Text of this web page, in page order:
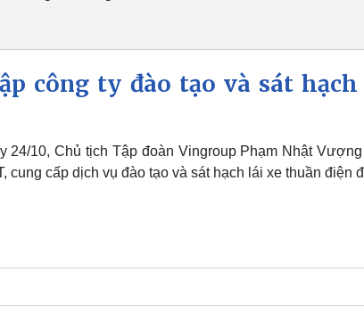
công ty đào tạo và sát
24/10, Chủ tịch Tập đoàn Vingroup Phạm Nhật
cung cấp dịch vụ đào tạo và sát hạch lái xe thuần điện